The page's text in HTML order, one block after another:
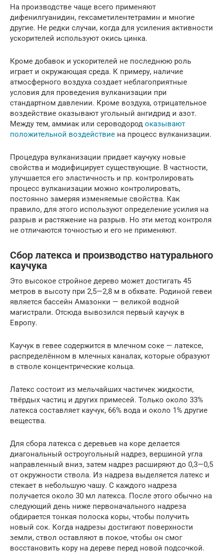
На производстве чаще всего применяют
дифенилгуанидин, гексаметилентетрамин и многие
другие. Не редки случаи, когда для усиления активности
ускорителей используют окись цинка.
Кроме добавок и ускорителей не последнюю роль
играет и окружающая среда. К примеру, наличие
атмосферного воздуха создает неблагоприятные
условия для проведения вулканизации при
стандартном давлении. Кроме воздуха, отрицательное
воздействие оказывают угольный ангидрид и азот.
Между тем, аммиак или сероводород оказывают
положительной воздействие на процесс вулканизации.
Процедура вулканизации придает каучуку новые
свойства и модифицирует существующие. В частности,
улучшается его эластичность и пр. контролировать
процесс вулканизации можно контролировать,
постоянно замеряя изменяемые свойства. Как
правило, для этого используют определение усилия на
разрыв и растяжение на разрыв. Но эти метод контроля
не отличаются точностью и его не применяют.
Сбор латекса и производство натурального
каучука
Это высокое стройное дерево может достигать 45
метров в высоту при 2,5—2,8 м в обхвате. Родиной гевеи
является бассейн Амазонки — великой водной
магистрали. Отсюда вывозился первый каучук в
Европу.
Каучук в гевее содержится в млечном соке — латексе,
распределённом в млечных каналах, которые образуют
в стволе концентрические кольца.
Латекс состоит из мельчайших частичек жидкости,
твёрдых частиц и других примесей. Только около 33%
латекса составляет каучук, 66% вода и около 1% другие
вещества.
Для сбора латекса с деревьев на коре делается
диагональный остроугольный надрез, вершиной угла
направленный вниз, затем надрез расширяют до 0,3—0,5
от окружности ствола. Из надреза выделяется латекс и
стекает в небольшую чашу. С каждого надреза
получается около 30 мл латекса. После этого обычно на
следующий день ниже первоначального надреза
обдирается тонкая полоска коры, чтобы получить
новый сок. Когда надрезы достигают поверхности
земли, ствол оставляют в покое, чтобы он смог
восстановить кору на дереве перед новой подсочкой.